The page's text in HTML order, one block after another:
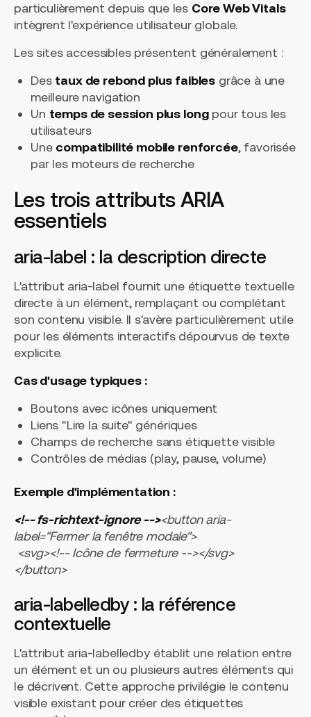
particulièrement depuis que les Core Web Vitals
intègrent l'expérience utilisateur globale.
Les sites accessibles présentent généralement :
Des taux de rebond plus faibles grâce à une
meilleure navigation
Un temps de session plus longpour tous les
utilisateurs
Une compatibilité mobile renforcée, favorisée
par les moteurs de recherche
Les trois attributs ARIA
essentiels
aria-label : la description directe
L'attribut aria-label fournit une étiquette textuelle
directe à un élément, remplaçant ou complétant
son contenu visible. Il s'avère particulièrement utile
pour les éléments interactifs dépourvus de texte
explicite.
Cas d'usage typiques :
Boutons avec icônes uniquement
Liens "Lire la suite" génériques
Champs de recherche sans étiquette visible
Contrôles de médias (play, pause, volume)
Exemple d'implémentation :
<!-- fs-richtext-ignore --><button aria-
label="Fermer la fenêtre modale">
<svg><!-- Icône de fermeture --></svg>
</button>
aria-labelledby : la référence
contextuelle
L'attribut aria-labelledbyétablit une relation entre
un élément et un ou plusieurs autres éléments qui
le décrivent. Cette approche privilégie le contenu
visible existant pour créer des étiquettes